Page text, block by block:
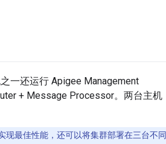
一还运行 Apigee Management
+ Message Processor。两台主机
现最佳性能，还可以将集群部署在三台不同